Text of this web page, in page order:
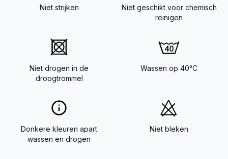
Niet strijken
Niet geschikt voor chemisch
reinigen
Niet drogen in de
droogtrommel
Wassen op 40°C
Donkere kleuren apart
wassen en drogen
Niet bleken